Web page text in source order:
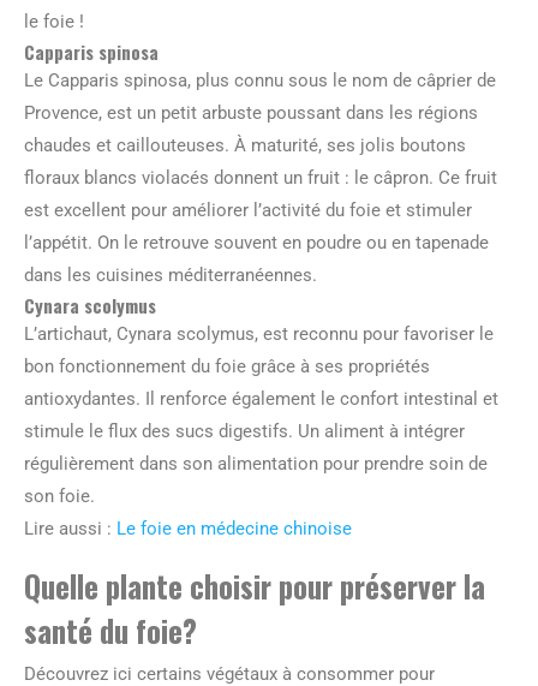
le foie !
Capparis spinosa
Le Capparis spinosa, plus connu sous le nom de câprier de
Provence, est un petit arbuste poussant dans les régions
chaudes et caillouteuses. À maturité, ses jolis boutons
floraux blancs violacés donnent un fruit : le câpron. Ce fruit
est excellent pour améliorer l’activité du foie et stimuler
l’appétit. On le retrouve souvent en poudre ou en tapenade
dans les cuisines méditerranéennes.
Cynara scolymus
L’artichaut, Cynara scolymus, est reconnu pour favoriser le
bon fonctionnement du foie grâce à ses propriétés
antioxydantes. Il renforce également le confort intestinal et
stimule le flux des sucs digestifs. Un aliment à intégrer
régulièrement dans son alimentation pour prendre soin de
son foie.
Lire aussi : Le foie en médecine chinoise
Quelle plante choisir pour préserver la
santé du foie?
Découvrez ici certains végétaux à consommer pour